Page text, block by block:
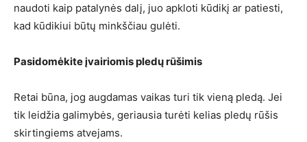
naudoti kaip patalynės dalį, juo apkloti kūdikį ar patiesti,
kad kūdikiui būtų minkščiau gulėti.
Pasidomėkite įvairiomis pledų rūšimis
Retai būna, jog augdamas vaikas turi tik vieną pledą. Jei
tik leidžia galimybės, geriausia turėti kelias pledų rūšis
skirtingiems atvejams.